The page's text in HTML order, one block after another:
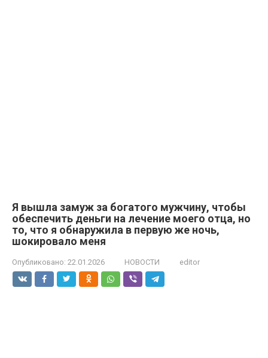
Я вышла замуж за богатого мужчину, чтобы
обеспечить деньги на лечение моего отца, но
то, что я обнаружила в первую же ночь,
шокировало меня
Опубликовано: 22.01.2026 НОВОСТИ editor